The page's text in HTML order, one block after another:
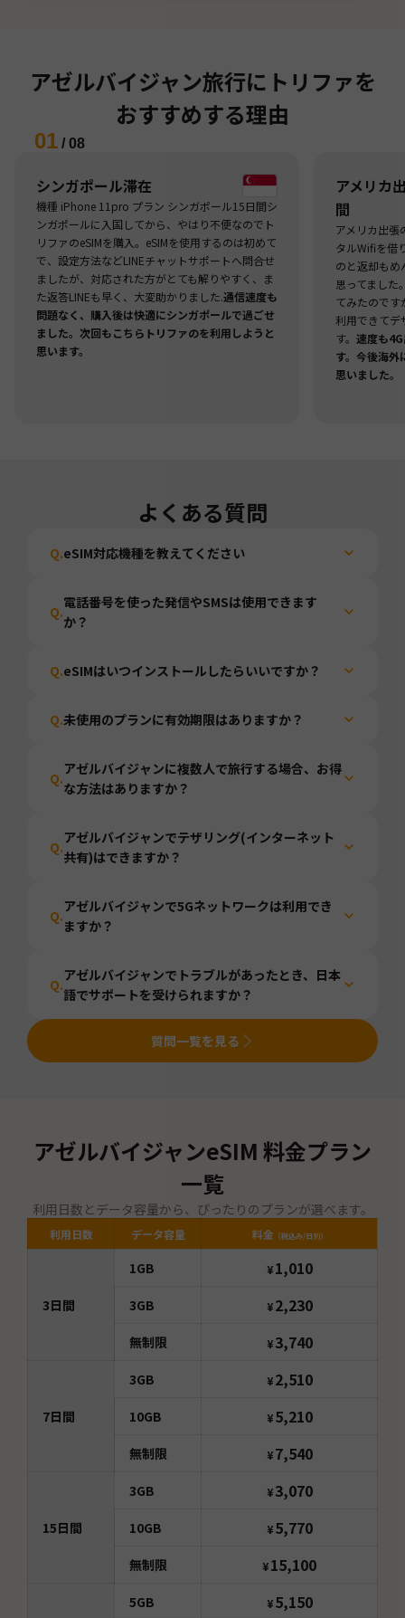
アゼルバイジャン旅行にトリファを
おすすめする理由
01 / 08
シンガポール滞在
機種 iPhone 11pro プラン シンガポール15日間シ
ンガポールに入国してから、やはり不便なのでト
リファのeSIMを購入。eSIMを使用するのは初めて
で、設定方法などLINEチャットサポートへ問合せ
ましたが、対応された方がとても解りやすく、ま
た返答LINEも早く、大変助かりました.通信速度も
問題なく、購入後は快適にシンガポールで過ごせ
ました。次回もこちらトリファのを利用しようと
思います。
アメリカ
間
アメリカ出張
タルWifiを借
のと返却もめ
思ってまし
てみたのです
利用できてデ
す。 速度も
す。今後海外
思いました。
よくある質問
Q.eSIM対応機種を教えてください
Q.
電話番号を使った発信やSMSは使用できます
か？
Q.eSIMはいつインストールしたらいいですか？
Q.未使用のプランに有効期限はありますか？
Q.
アゼルバイジャンに複数人で旅行する場合、お得
な方法はありますか？
Q.
アゼルバイジャンでテザリング(インターネット
共有)はできますか？
Q.
アゼルバイジャンで5Gネットワークは利用でき
ますか？
Q.
アゼルバイジャンでトラブルがあったとき、日本
語でサポートを受けられますか？
質問一覧を見る
アゼルバイジャンeSIM 料金プラン
一覧
利用日数とデータ容量から、ぴったりのプランが選べます。
利用日数 データ容量 料金 （税込み/日別）
3日間
1GB ¥ 1,010
3GB ¥ 2,230
無制限 ¥ 3,740
7日間
3GB ¥ 2,510
10GB ¥ 5,210
無制限 ¥ 7,540
15日間
3GB ¥ 3,070
10GB ¥ 5,770
無制限 ¥15,100
5GB ¥ 5,150